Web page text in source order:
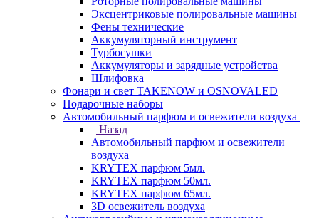
Эксцентриковые полировальные машины
Фены технические
Аккумуляторный инструмент
Турбосушки
Аккумуляторы и зарядные устройства
Шлифовка
Фонари и свет TAKENOW и OSNOVALED
Подарочные наборы
Автомобильный парфюм и освежители воздуха
Назад
Автомобильный парфюм и освежители
воздуха
KRYTEX парфюм 5мл.
KRYTEX парфюм 50мл.
KRYTEX парфюм 65мл.
3D освежитель воздуха